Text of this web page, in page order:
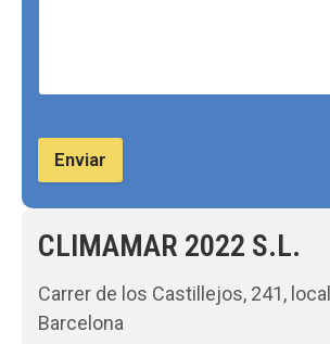
Enviar
CLIMAMAR 2022 S.L.
Carrer de los Castillejos, 241,
Barcelona